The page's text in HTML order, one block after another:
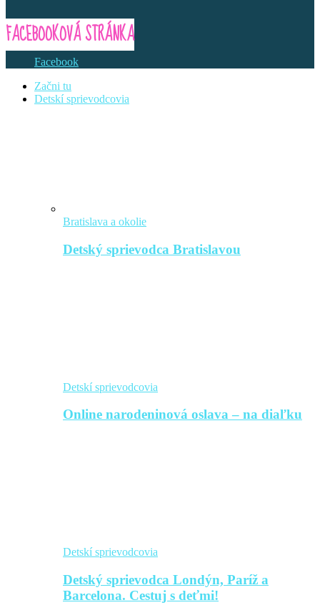
FACEBOOKOVÁ STRÁNKA
Facebook
Začni tu
Detskí sprievodcovia
Bratislava a okolie
Detský sprievodca Bratislavou
Detskí sprievodcovia
Online narodeninová oslava – na diaľku
Detskí sprievodcovia
Detský sprievodca Londýn, Paríž a
Barcelona. Cestuj s deťmi!